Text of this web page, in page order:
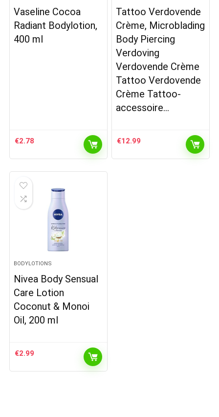
Vaseline Cocoa
Radiant Bodylotion,
400 ml
€2.78
Tattoo Verdovende
Crème, Microblading
Body Piercing
Verdoving
Verdovende Crème
Tattoo Verdovende
Crème Tattoo-
accessoire…
€12.99
BODYLOTIONS
Nivea Body Sensual
Care Lotion
Coconut & Monoi
Oil, 200 ml
€2.99